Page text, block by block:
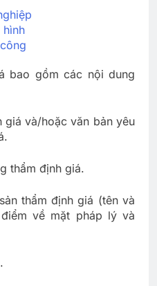
hình
bao gồm các nội dung
giá và/hoặc văn bản yêu
thẩm định giá.
thẩm định giá (tên và
về mặt pháp lý và